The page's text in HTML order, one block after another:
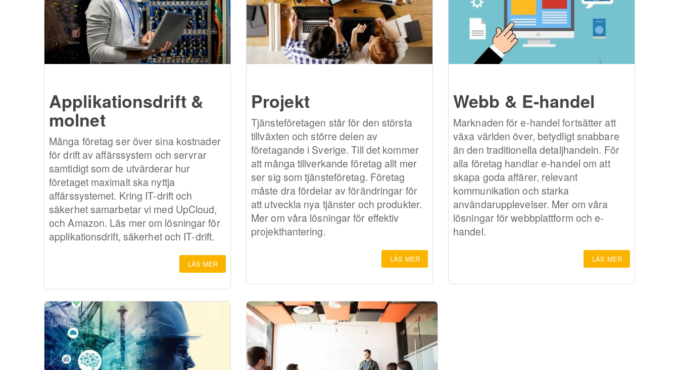
Applikationsdrift &
molnet
Många företag ser över sina kostnader
för drift av affärssystem och servrar
samtidigt som de utvärderar hur
företaget maximalt ska nyttja
affärssystemet. Kring IT-drift och
säkerhet samarbetar vi med UpCloud,
och Amazon. Läs mer om lösningar för
applikationsdrift, säkerhet och IT-drift.
LÄS MER
Projekt
Tjänsteföretagen står för den största
tillväxten och större delen av
företagande i Sverige. Till det kommer
att många tillverkande företag allt mer
ser sig som tjänsteföretag. Företag
måste dra fördelar av förändringar för
att utveckla nya tjänster och produkter.
Mer om våra lösningar för effektiv
projekthantering.
LÄS MER
Webb & E-handel
Marknaden för e-handel fortsätter att
växa världen över, betydligt snabbare
än den traditionella detaljhandeln. För
alla företag handlar e-handel om att
skapa goda affärer, relevant
kommunikation och starka
användarupplevelser. Mer om våra
lösningar för webbplattform och e-
handel.
LÄS MER